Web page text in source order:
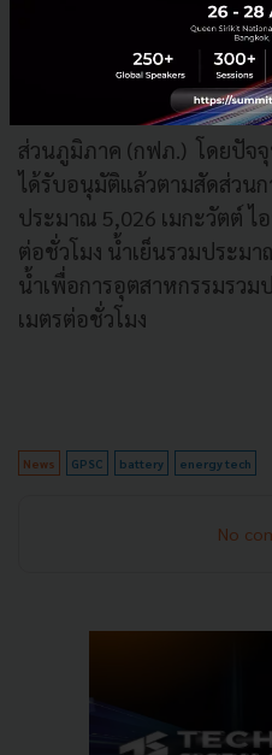
ธุรกิจไฟฟ้าและสาธารณูปโ
หลักในการผลิตและจำหน่า
สาธารณูปโภคต่างๆ เพื่อจ
การไฟฟ้าฝ่ายผลิตแห่งประ
ส่วนภูมิภาค (กฟภ.) โดยปัจ
ได้รับอนุมัติแล้วตามสัดส่วน
ประมาณ 5,026 เมกะวัตต์
ต่อชั่วโมง น้ำเย็นรวมประม
น้ำเพื่อการอุตสาหกรรมรว
เมตรต่อชั่วโมง
News GPSC battery energy tech
No